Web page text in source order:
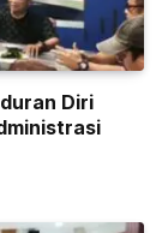
Diri